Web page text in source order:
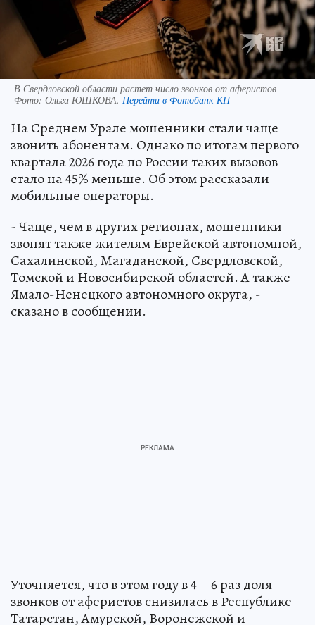
В Свердловской области растет число звонков от аферистов
Фото: Ольга ЮШКОВА. Перейти в Фотобанк КП
На Среднем Урале мошенники стали чаще
звонить абонентам. Однако по итогам первого
квартала 2026 года по России таких вызовов
стало на 45% меньше. Об этом рассказали
мобильные операторы.
- Чаще, чем в других регионах, мошенники
звонят также жителям Еврейской автономной,
Сахалинской, Магаданской, Свердловской,
Томской и Новосибирской областей. А также
Ямало-Ненецкого автономного округа, -
сказано в сообщении.
Уточняется, что в этом году в 4 – 6 раз доля
звонков от аферистов снизилась в Республике
Татарстан, Амурской, Воронежской и